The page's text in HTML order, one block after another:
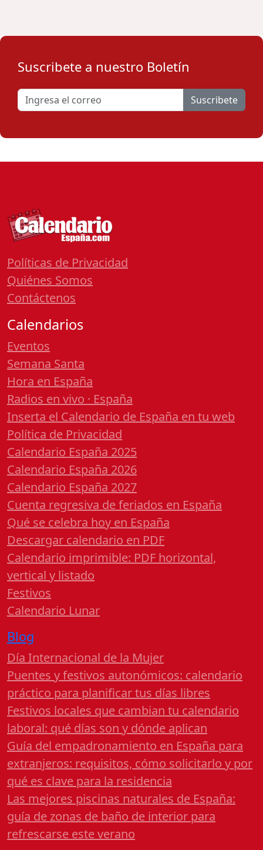
Suscribete a nuestro Boletín
Suscribete
Políticas de Privacidad
Quiénes Somos
Contáctenos
Calendarios
Eventos
Semana Santa
Hora en España
Radios en vivo · España
Inserta el Calendario de España en tu web
Política de Privacidad
Calendario España 2025
Calendario España 2026
Calendario España 2027
Cuenta regresiva de feriados en España
Qué se celebra hoy en España
Descargar calendario en PDF
Calendario imprimible: PDF horizontal,
vertical y listado
Festivos
Calendario Lunar
Blog
Día Internacional de la Mujer
Puentes y festivos autonómicos: calendario
práctico para planificar tus días libres
Festivos locales que cambian tu calendario
laboral: qué días son y dónde aplican
Guía del empadronamiento en España para
extranjeros: requisitos, cómo solicitarlo y por
qué es clave para la residencia
Las mejores piscinas naturales de España:
guía de zonas de baño de interior para
refrescarse este verano